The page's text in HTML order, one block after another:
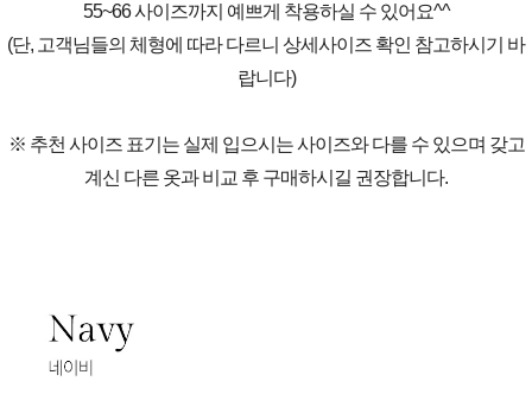
55~66 사이즈까지 예쁘게 착용하실 수 있어요^^
(단, 고객님들의 체형에 따라 다르니 상세사이즈 확인 참고하시기 바
랍니다)
※ 추천 사이즈 표기는 실제 입으시는 사이즈와 다를 수 있으며 갖고
계신 다른 옷과 비교 후 구매하시길 권장합니다.